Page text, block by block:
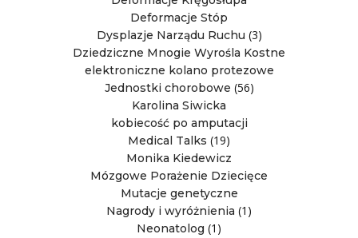
Deformacje Stóp
Dysplazje Narządu Ruchu (3)
Dziedziczne Mnogie Wyrośla Kostne
elektroniczne kolano protezowe
Jednostki chorobowe (56)
Karolina Siwicka
kobiecość po amputacji
Medical Talks (19)
Monika Kiedewicz
Mózgowe Porażenie Dziecięce
Mutacje genetyczne
Nagrody i wyróżnienia (1)
Neonatolog (1)